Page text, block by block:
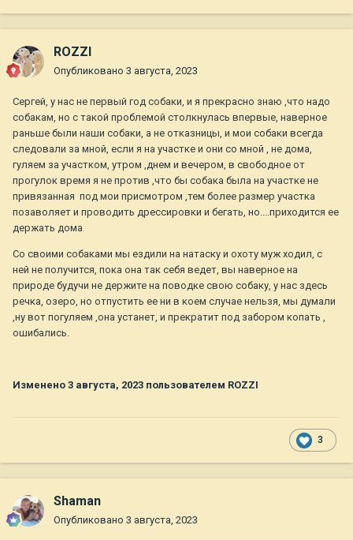
ROZZI
Опубликовано 3 августа, 2023
Сергей, у нас не первый год собаки, и я прекрасно знаю ,что надо
собакам, но с такой проблемой столкнулась впервые, наверное
раньше были наши собаки, а не отказницы, и мои собаки всегда
следовали за мной, если я на участке и они со мной , не дома,
гуляем за участком, утром ,днем и вечером, в свободное от
прогулок время я не против ,что бы собака была на участке не
привязанная под мои присмотром ,тем более размер участка
позаволяет и проводить дрессировки и бегать, но....приходится ее
держать дома
Со своими собаками мы ездили на натаску и охоту муж ходил, с
ней не получится, пока она так себя ведет, вы наверное на
природе будучи не держите на поводке свою собаку, у нас здесь
речка, озеро, но отпустить ее ни в коем случае нельзя, мы думали
,ну вот погуляем ,она устанет, и прекратит под забором копать ,
ошибались.
Изменено 3 августа, 2023 пользователем ROZZI
3
Shaman
Опубликовано 3 августа, 2023